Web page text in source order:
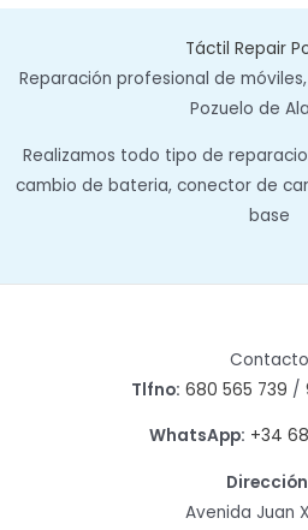
Táctil Repair
Reparación profesional de
Pozuelo de
Realizamos todo tipo de
cambio de bateria, conector de
base
Contacto
Tlfno: 680 565 739 /
WhatsApp: +34
Avenida Juan